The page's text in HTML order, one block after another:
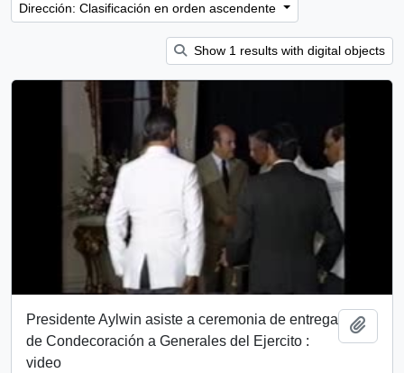
Dirección: Clasificación en orden ascendente
Show 1 results with digital objects
Presidente Aylwin asiste a ceremonia de entrega
de Condecoración a Generales del Ejercito :
video